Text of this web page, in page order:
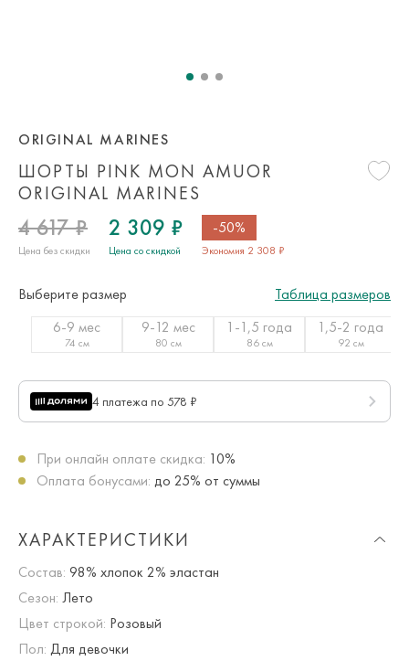
ШОРТЫ PINK MON AMUOR
ORIGINAL MARINES
ORIGINAL MARINES
4 617 ₽
Цена без скидки
2 309 ₽
Цена со скидкой
-50%
Экономия 2 308 ₽
Выберите размер
Таблица размеров
6-9 мес
74 см
9-12 мес
80 см
1-1,5 года
86 см
1,5-2 года
92 см
4 платежа по 578 ₽
При онлайн оплате скидка: 10%
Оплата бонусами: до 25% от суммы
ХАРАКТЕРИСТИКИ
Состав: 98% хлопок 2% эластан
Сезон: Лето
Цвет строкой: Розовый
Пол: Для девочки